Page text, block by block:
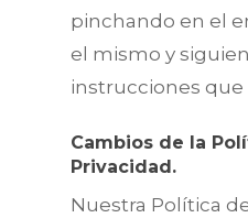
pinchando en el
el mismo y
instrucciones que
Cambios de la
Privacidad.
Nuestra Política